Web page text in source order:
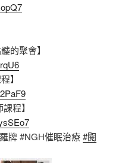
的聚會】
】
程】
牌 #NGH催眠治療#閱